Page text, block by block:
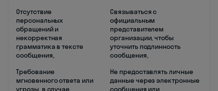
Отсутствие
персональных
обращений и
некорректная
грамматика в тексте
сообщения,
Связываться с
официальным
представителем
организации, чтобы
уточнить подлинность
сообщения,
Требование
мгновенного ответа или
угрозы, в случае
Не предоставлять личные
данные через электронные
сообщения или